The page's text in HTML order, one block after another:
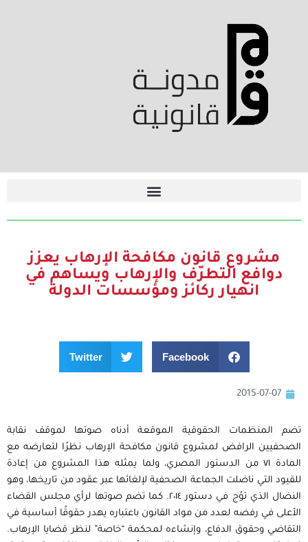
مشروع قانون مكافحة الإرهاب يعزز
دوافع التطرّف والإرهاب ويساهم في
انهيار ركائز ومؤسسات الدولة
Facebook
Twitter
2015-07-07
تضم المنظمات الحقوقية الموقعة أدناه صوتها لموقف نقابة
الصحفيين الرافض لمشروع قانون مكافحة الإرهاب نظرًا لتعارضه مع
المادة ٧١ من الدستور المصري، ولما يمثله هذا المشروع من إعادة
للقيود التي ناضلت الجماعة الصحفية لإلغائها عبر عقود من تاريخها، وهو
النضال الذي توُج في دستور ٢٠١٤. كما تضم صوتها لرأي مجلس القضاء
الأعلى في رفضه لعدد من مواد القانون باعتباره يهدر حقوقًا أساسية في
التقاضي وحقوق الدفاع، وإنشاءه لمحكمة “خاصة” لنظر قضايا الإرهاب.